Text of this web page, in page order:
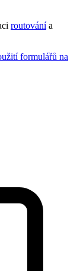
routovánía
formulářů na